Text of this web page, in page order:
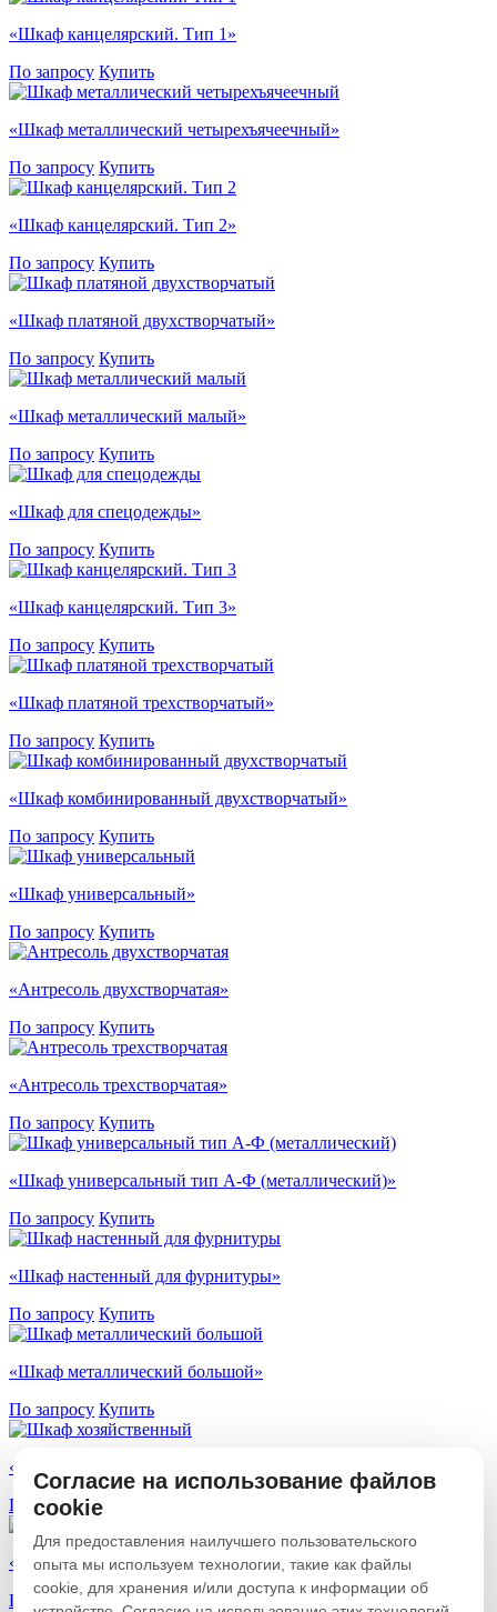
«Шкаф канцелярский. Тип 1»
По запросу Купить
«Шкаф металлический четырехъячеечный»
По запросу Купить
«Шкаф канцелярский. Тип 2»
По запросу Купить
«Шкаф платяной двухстворчатый»
По запросу Купить
«Шкаф металлический малый»
По запросу Купить
«Шкаф для спецодежды»
По запросу Купить
«Шкаф канцелярский. Тип 3»
По запросу Купить
«Шкаф платяной трехстворчатый»
По запросу Купить
«Шкаф комбинированный двухстворчатый»
По запросу Купить
«Шкаф универсальный»
По запросу Купить
«Антресоль двухстворчатая»
По запросу Купить
«Антресоль трехстворчатая»
По запросу Купить
«Шкаф универсальный тип А-Ф (металлический)»
По запросу Купить
«Шкаф настенный для фурнитуры»
По запросу Купить
«Шкаф металлический большой»
По запросу Купить
«Шкаф хозяйственный»
По запросу Купить
«Шкаф универсальный»
По запросу
Купить
Согласие на использование файлов
cookie
Для предоставления наилучшего пользовательского
опыта мы используем технологии, такие как файлы
cookie, для хранения и/или доступа к информации об